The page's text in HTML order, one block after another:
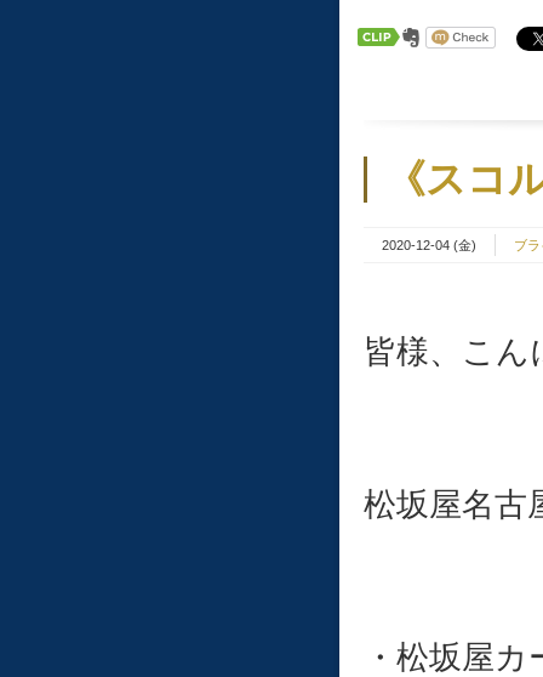
《スコ
2020-12-04 (金) ブ
皆様、こん
松坂屋名古
・松坂屋